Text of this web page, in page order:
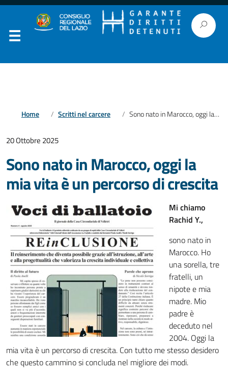
Home Scritti nel carcere Sono nato in Marocco, oggi la mia vita è un percorso di crescita
20 Ottobre 2025
Sono nato in Marocco, oggi la
mia vita è un percorso di crescita
Mi chiamo
Rachid Y.,
sono nato in
Marocco. Ho
una sorella, tre
fratelli, un
nipote e mia
madre. Mio
padre è
deceduto nel
2004. Oggi la
mia vita è un percorso di crescita. Con tutto me stesso desidero
che questo cammino si concluda nel migliore dei modi.